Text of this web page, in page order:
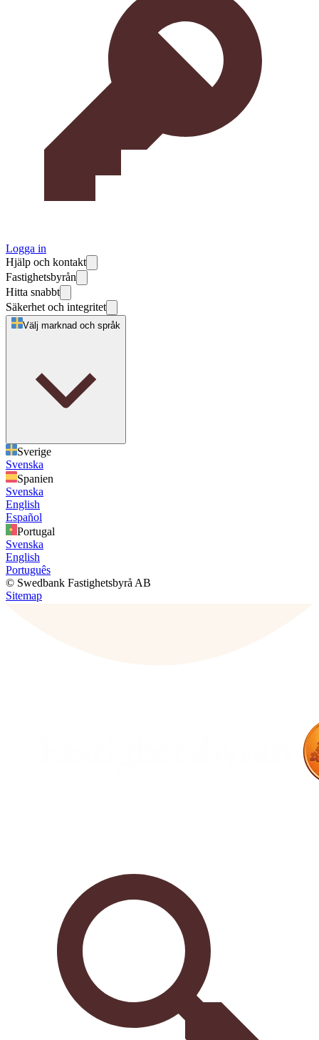
Logga in
Hjälp och kontakt
Fastighetsbyrån
Hitta snabbt
Säkerhet och integritet
Välj marknad och språk
Sverige
Svenska
Spanien
Svenska
English
Español
Portugal
Svenska
English
Português
© Swedbank Fastighetsbyrå AB
Sitemap